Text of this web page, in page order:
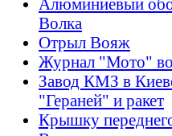
Волка
Отрыл Вояж
Журнал "Мото"
Завод КМЗ в
"Гераней" и ракет
Крышку